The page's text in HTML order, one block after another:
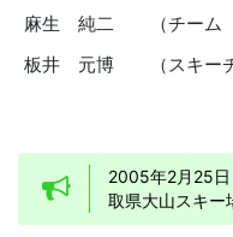
麻生 純二
（チー
板井 元博
（スキ
2005年2月25
取県大山スキ